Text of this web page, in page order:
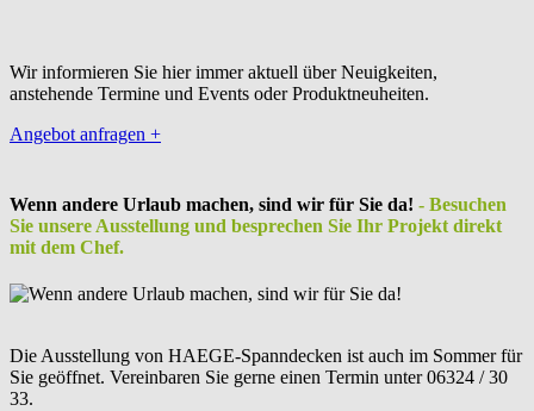
Wir informieren Sie hier immer aktuell über Neuigkeiten,
anstehende Termine und Events oder Produktneuheiten.
Angebot anfragen +
Wenn andere Urlaub machen, sind wir für Sie da! - Besuchen
Sie unsere Ausstellung und besprechen Sie Ihr Projekt direkt
mit dem Chef.
Die Ausstellung von HAEGE-Spanndecken ist auch im Sommer für
Sie geöffnet. Vereinbaren Sie gerne einen Termin unter 06324 / 30
33.